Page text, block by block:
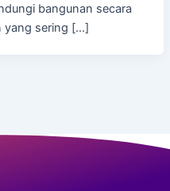
bangunan secara
yang sering […]